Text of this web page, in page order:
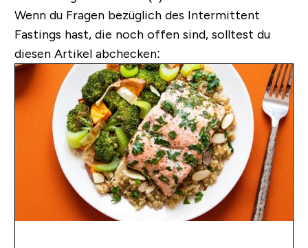
Wenn du Fragen bezüglich des Intermittent
Fastings hast, die noch offen sind, solltest du
diesen Artikel abchecken: